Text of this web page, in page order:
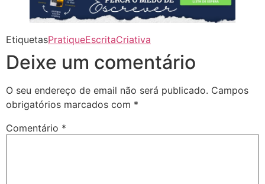
EtiquetasPratiqueEscritaCriativa
Deixe um comentário
O seu endereço de email não será publicado. Campos
obrigatórios marcados com *
Comentário *